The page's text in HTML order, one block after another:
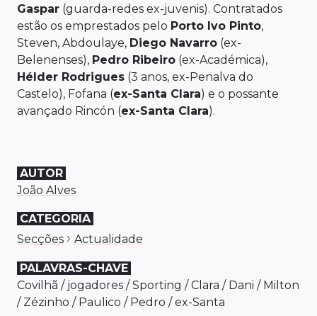
Gaspar (guarda-redes ex-juvenis). Contratados
estão os emprestados pelo Porto Ivo Pinto,
Steven, Abdoulaye, Diego Navarro (ex-
Belenenses), Pedro Ribeiro (ex-Académica),
Hélder Rodrigues (3 anos, ex-Penalva do
Castelo), Fofana (ex-Santa Clara) e o possante
avançado Rincón (ex-Santa Clara).
AUTOR
João Alves
CATEGORIA
Secções › Actualidade
PALAVRAS-CHAVE
Covilhã / jogadores / Sporting / Clara / Dani / Milton
/ Zézinho / Paulico / Pedro / ex-Santa